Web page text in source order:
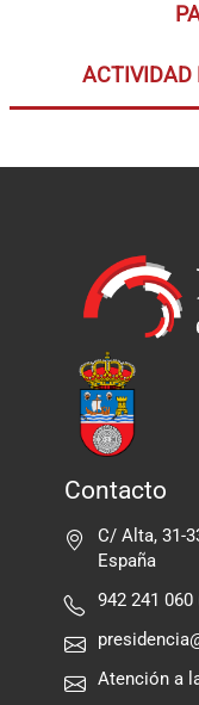
ACTIVIDAD
Contacto
C/ Alta, 31-
España
942 241
Atención a